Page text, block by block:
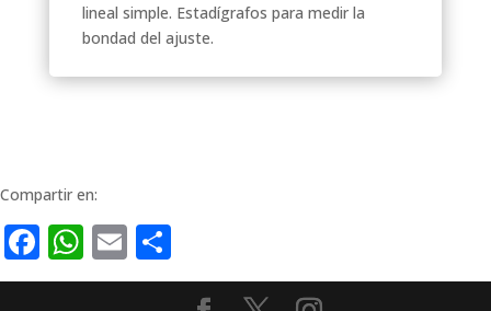
lineal simple. Estadígrafos para medir la
bondad del ajuste.
Compartir en:
Facebook
WhatsApp
Email